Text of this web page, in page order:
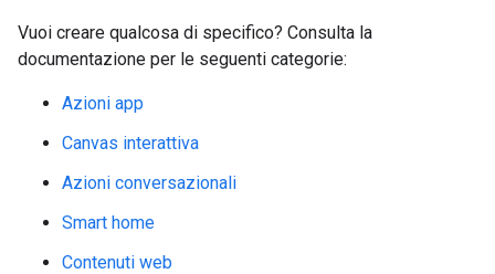
Vuoi creare qualcosa di specifico? Consulta la
documentazione per le seguenti categorie:
Azioni app
Canvas interattiva
Azioni conversazionali
Smart home
Contenuti web